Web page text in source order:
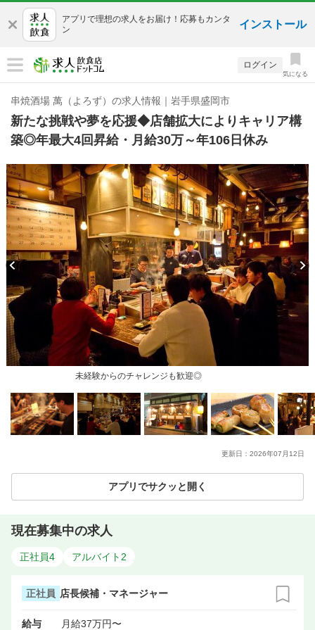
アプリで理想の求人をお届け！応募もカンタ
ン
インストール
ログイン
気になる
串焼酒場 萬（よろず）の求人情報｜岩手県盛岡市
新たな挑戦や夢を応援◆店舗拡大によりキャリア構
築◎年最大4回昇給・月給30万～年106日休み
未経験からのチャレンジも歓迎◎
更新日： 2026年07月12日
アプリでサクッと開く
現在募集中の求人
正社員4 アルバイト 2
正社員 店長候補・マネージャー
給与
月給37万円〜